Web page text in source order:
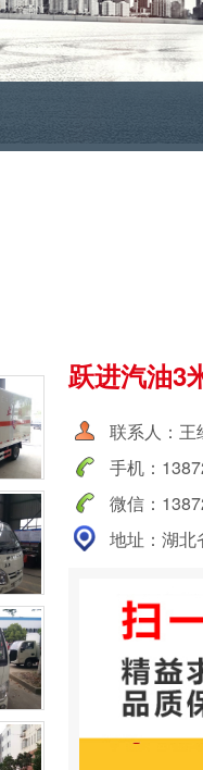
跃进汽油3
联系人：王
手机：
微信：
地址：湖北